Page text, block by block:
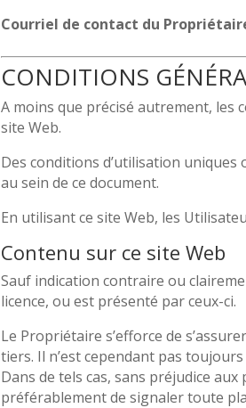
Courriel de contact du
CONDITIONS
A moins que précisé autrement, les
site Web.
Des conditions d’utilisation
au sein de ce document.
En utilisant ce site Web, les
Contenu sur ce site Web
Sauf indication contraire ou
licence, ou est présenté par ceux-ci.
Le Propriétaire s’efforce de
tiers. Il n’est cependant pas
Dans de tels cas, sans préjudice
préférablement de signaler toute